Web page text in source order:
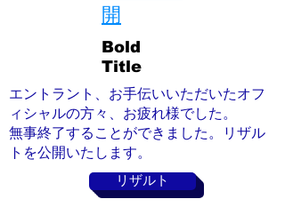
開
Bold
Title
エントラント、お手伝いいただいたオフ
ィシャルの方々、お疲れ様でした。
​無事終了することができました。リザル
トを公開いたします。
リザルト